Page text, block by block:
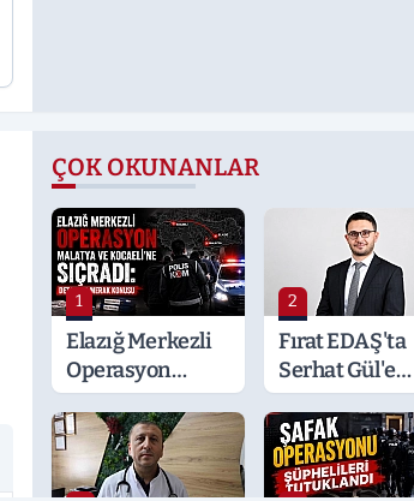
ÇOK OKUNANLAR
1
Elazığ Merkezli
Operasyon
Malatya ve
Kocaeli’ne
Sıçradı: Detaylar
Merak Konusu
2
Fırat EDAŞ'ta
Serhat Gül'e
Önemli Görev